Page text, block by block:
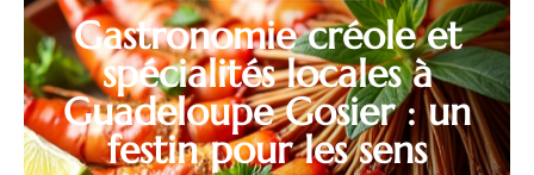
Gastronomie créole et
spécialités locales à
Guadeloupe Gosier : un
festin pour les sens